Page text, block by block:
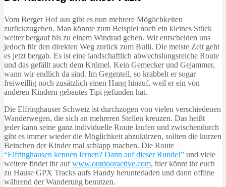
Vom Berger Hof aus gibt es nun mehrere Möglichkeiten
zurückzugehen. Man könnte zum Beispiel noch ein kleines Stück
weiter bergauf bis zu einem Windrad gehen. Wir entscheiden uns
jedoch für den direkten Weg zurück zum Bulli. Die meiste Zeit geht
es jetzt bergab. Es ist eine landschaftlich abwechslungsreiche Route
und das gefällt auch dem Krümel. Kein Gemecker und Gejammer,
wann wir endlich da sind. Im Gegenteil, so krabbelt er sogar
freiweillig noch zusätzlich einen Hang hinauf, weil er ein von
anderen Kindern gebautes Tipi gefunden hat.
Die Elfringhauser Schweiz ist durchzogen von vielen verschiedenen
Wanderwegen, die sich an mehreren Stellen kreuzen. Das heißt
jeder kann seine ganz individuelle Route laufen und zwischendurch
gibt es immer wieder die Möglichkeit abzukürzen, sollten die kurzen
Beinchen der Kinder mal schlapp machen. Die Route
“Elfringhausen kennen lernen? Dann auf dieser Runde!” und viele
weitere findet ihr aufwww.outdooractive.com, hier könnt ihr euch
zu Hause GPX Tracks aufs Handy herunterladen und dann offline
während der Wanderung benutzen.